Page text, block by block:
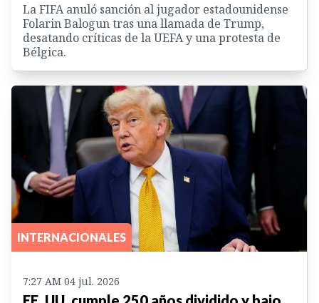
La FIFA anuló sanción al jugador estadounidense
Folarin Balogun tras una llamada de Trump,
desatando críticas de la UEFA y una protesta de
Bélgica.
INTERNACIONALES
7:27 AM 04 jul. 2026